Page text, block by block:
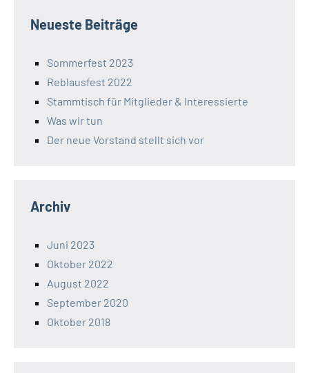
Neueste Beiträge
Sommerfest 2023
Reblausfest 2022
Stammtisch für Mitglieder & Interessierte
Was wir tun
Der neue Vorstand stellt sich vor
Archiv
Juni 2023
Oktober 2022
August 2022
September 2020
Oktober 2018